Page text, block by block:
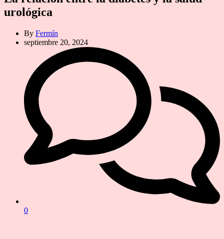
urológica
By Fermín
septiembre 20, 2024
0